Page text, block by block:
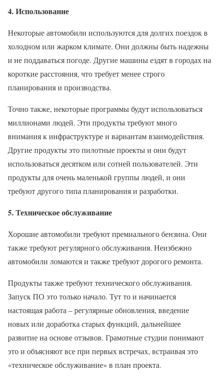
4. Использование
Некоторые автомобили используются для долгих поездок в
холодном или жарком климате. Они должны быть надежны
и не поддаваться погоде. Другие машины ездят в городах на
короткие расстояния, что требует менее строго
планирования и производства.
Точно также, некоторые программы будут использоваться
миллионами людей. Эти продукты требуют много
внимания к инфраструктуре и вариантам взаимодействия.
Другие продукты это пилотные проекты и они будут
использоваться десятком или сотней пользователей. Эти
продукты для очень маленькой группы людей, и они
требуют другого типа планирования и разработки.
5. Техническое обслуживание
Хорошие автомобили требуют премиального бензина. Они
также требуют регулярного обслуживания. Неизбежно
автомобили ломаются и также требуют дорогого ремонта.
Продукты также требуют технического обслуживания.
Запуск ПО это только начало. Тут то и начинается
настоящая работа – регулярные обновления, введение
новых или доработка старых функций, дальнейшее
развитие на основе отзывов. Грамотные студии понимают
это и объясняют все при первых встречах, встраивая это
«техническое обслуживание» в план проекта.